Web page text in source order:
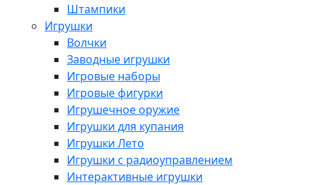
Штампики
Игрушки
Волчки
Заводные игрушки
Игровые наборы
Игровые фигурки
Игрушечное оружие
Игрушки для купания
Игрушки Лето
Игрушки с радиоуправлением
Интерактивные игрушки